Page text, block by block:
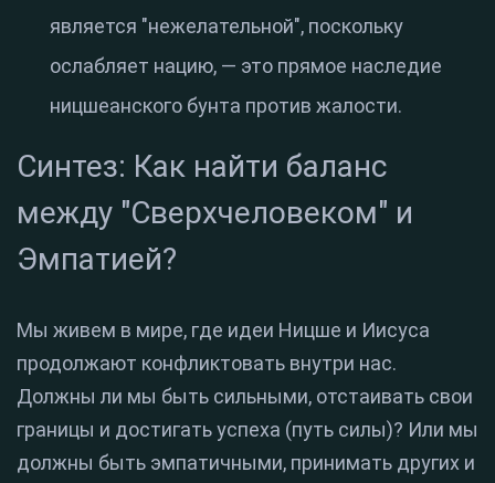
является "нежелательной", поскольку
ослабляет нацию, — это прямое наследие
ницшеанского бунта против жалости.
Синтез: Как найти баланс
между "Сверхчеловеком" и
Эмпатией?
Мы живем в мире, где идеи Ницше и Иисуса
продолжают конфликтовать внутри нас.
Должны ли мы быть сильными, отстаивать свои
границы и достигать успеха (путь силы)? Или мы
должны быть эмпатичными, принимать других и